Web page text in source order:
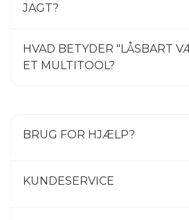
JAGT?
HVAD BETYDER "LÅSBART
ET MULTITOOL?
BRUG FOR HJÆLP?
KUNDESERVICE